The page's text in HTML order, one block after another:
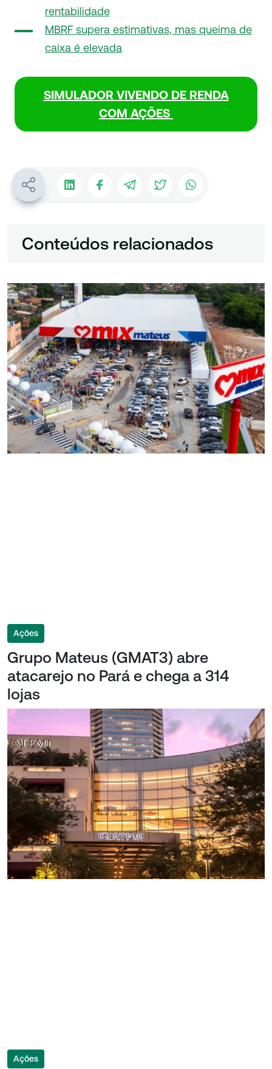
rentabilidade
MBRF supera estimativas, mas queima de
caixa é elevada
SIMULADOR VIVENDO DE RENDA
COM AÇÕES
Conteúdos relacionados
Ações
Grupo Mateus (GMAT3) abre
atacarejo no Pará e chega a 314
lojas
Ações